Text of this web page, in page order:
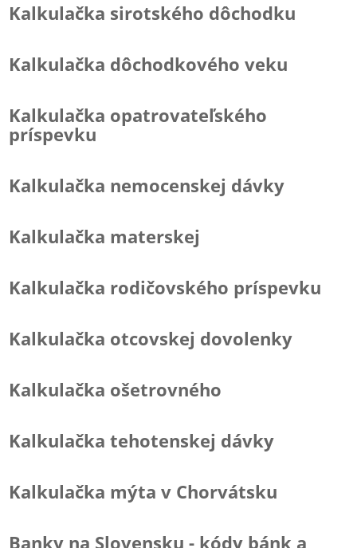
Kalkulačka sirotského dôchodku
Kalkulačka dôchodkového veku
Kalkulačka opatrovateľského
príspevku
Kalkulačka nemocenskej dávky
Kalkulačka materskej
Kalkulačka rodičovského príspevku
Kalkulačka otcovskej dovolenky
Kalkulačka ošetrovného
Kalkulačka tehotenskej dávky
Kalkulačka mýta v Chorvátsku
Banky na Slovensku - kódy bánk a